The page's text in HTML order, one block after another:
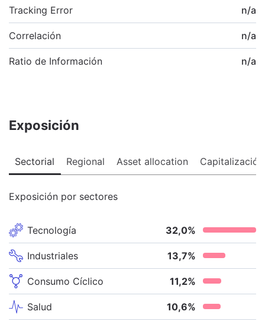
Tracking Error n/a
Correlación n/a
Ratio de Información n/a
Exposición
Sectorial Regional Asset allocation Capitalización
Exposición por sectores
Tecnología 32,0%
Industriales 13,7%
Consumo Cíclico 11,2%
Salud 10,6%